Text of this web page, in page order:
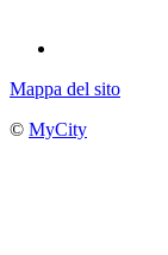
Mappa del sito
© MyCity